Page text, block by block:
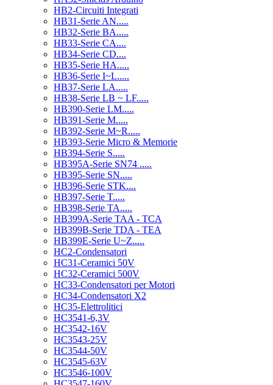
HB2-Circuiti Integrati
HB31-Serie AN.....
HB32-Serie BA.....
HB33-Serie CA....
HB34-Serie CD....
HB35-Serie HA.....
HB36-Serie I~L.....
HB37-Serie LA.....
HB38-Serie LB ~ LF.....
HB390-Serie LM.....
HB391-Serie M.....
HB392-Serie M~R.....
HB393-Serie Micro & Memorie
HB394-Serie S.....
HB395A-Serie SN74 .....
HB395-Serie SN.....
HB396-Serie STK....
HB397-Serie T.....
HB398-Serie TA.....
HB399A-Serie TAA - TCA
HB399B-Serie TDA - TEA
HB399E-Serie U~Z.....
HC2-Condensatori
HC31-Ceramici 50V
HC32-Ceramici 500V
HC33-Condensatori per Motori
HC34-Condensatori X2
HC35-Elettrolitici
HC3541-6,3V
HC3542-16V
HC3543-25V
HC3544-50V
HC3545-63V
HC3546-100V